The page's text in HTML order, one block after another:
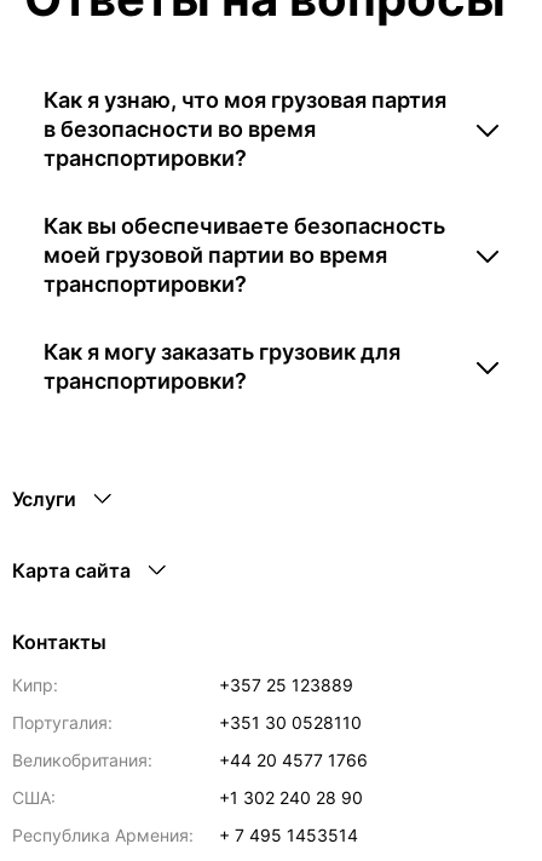
Как я узнаю, что моя грузовая партия
в безопасности во время
транспортировки?
Как вы обеспечиваете безопасность
моей грузовой партии во время
транспортировки?
Как я могу заказать грузовик для
транспортировки?
Услуги
Карта сайта
Контакты
Кипр:
+357 25 123889
Португалия:
+351 30 0528110
Великобритания:
+44 20 4577 1766
США:
+1 302 240 28 90
Республика Армения:
+ 7 495 1453514